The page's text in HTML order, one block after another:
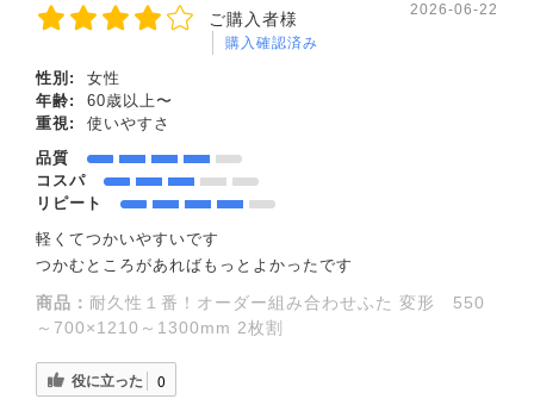
ご購入者様
購入確認済み
2026-06-22
性別:
女性
年齢:
60歳以上〜
重視:
使いやすさ
品質
コスパ
リピート
軽くてつかいやすいです
つかむところがあればもっとよかったです
商品： 耐久性１番！オーダー組み合わせふた 変形 550
～700×1210～1300mm 2枚割
役に立った 0